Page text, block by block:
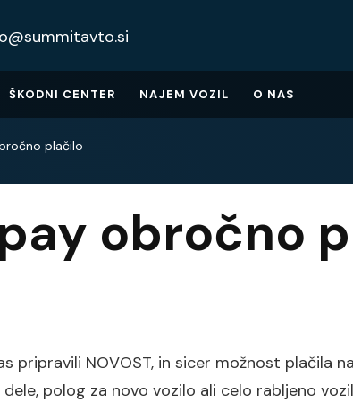
ŠKODNI CENTER NAJEM VOZIL O NAS
plačilo
obročno
pripravili NOVOST, in sicer možnost plačila
polog za novo vozilo ali celo rabljeno